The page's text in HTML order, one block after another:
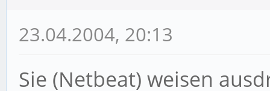
23.04.2004, 20:13
Sie (Netbeat) weisen